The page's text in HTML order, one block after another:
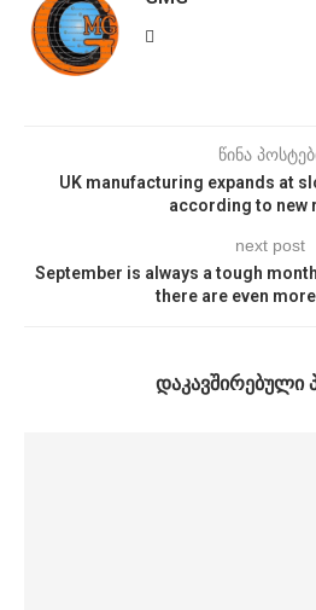
წინა
UK manufacturing expands at
according to new
next post
September is always a tough
there are even
ᲓᲐᲙᲐᲕᲨᲘᲠᲔᲑᲣᲚᲘ